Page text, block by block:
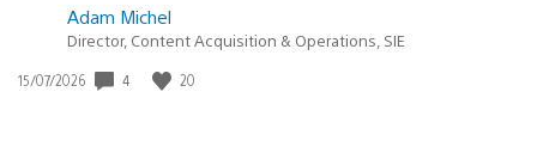
Adam Michel
Director, Content Acquisition & Operations, SIE
Data
15/07/2026 4 20